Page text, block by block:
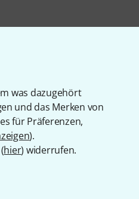
was dazugehört
und das Merken von
für Präferenzen,
).
hier) widerrufen.
haben